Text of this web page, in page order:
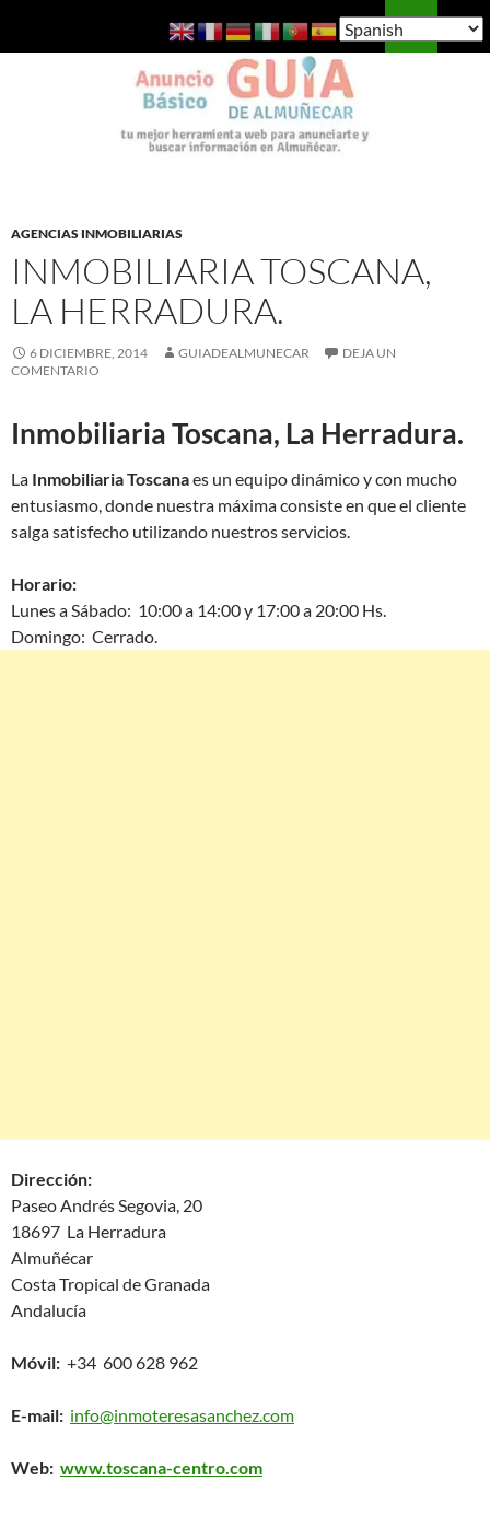
Guía de Almuñécar
AGENCIAS INMOBILIARIAS
INMOBILIARIA TOSCANA,
LA HERRADURA.
6 DICIEMBRE, 2014 GUIADEALMUNECAR
DEJA UN
COMENTARIO
Inmobiliaria Toscana, La Herradura.
La Inmobiliaria Toscanaes un equipo dinámico y con mucho
entusiasmo, donde nuestra máxima consiste en que el cliente
salga satisfecho utilizando nuestros servicios.
Horario:
Lunes a Sábado: 10:00 a 14:00 y 17:00 a 20:00 Hs.
Domingo: Cerrado.
Dirección:
Paseo Andrés Segovia, 20
18697 La Herradura
Almuñécar
Costa Tropical de Granada
Andalucía
Móvil: +34 600 628 962
E-mail: info@inmoteresasanchez.com
Web: www.toscana-centro.com